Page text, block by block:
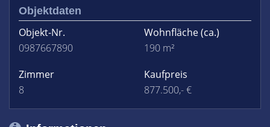
Objektdaten
Objekt-Nr.
0987667890
Wohnfläche(ca.)
190 m²
Zimmer
8
Kaufpreis
877.500,- €